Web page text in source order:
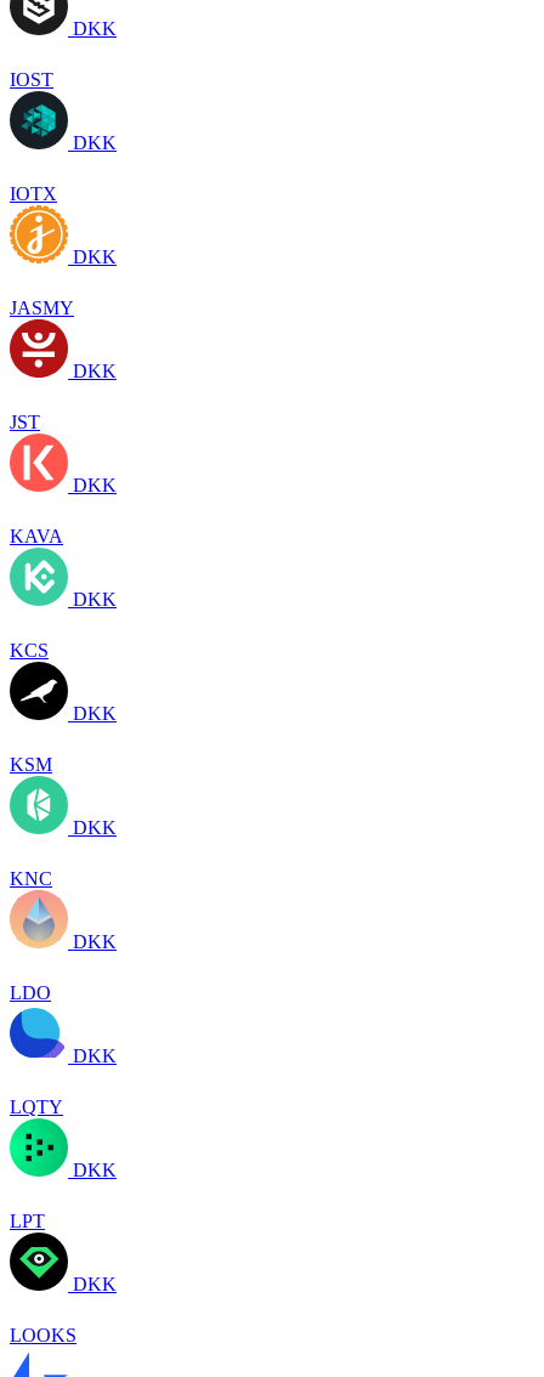
DKK
IOST
DKK
IOTX
DKK
JASMY
DKK
JST
DKK
KAVA
DKK
KCS
DKK
KSM
DKK
KNC
DKK
LDO
DKK
LQTY
DKK
LPT
DKK
LOOKS